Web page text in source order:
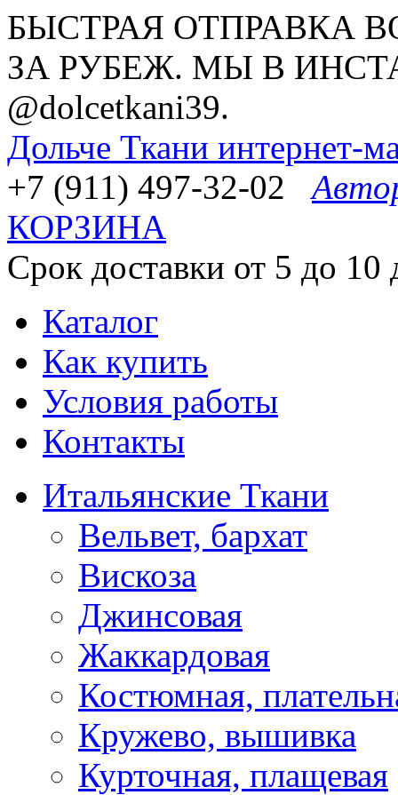
БЫСТРАЯ ОТПРАВКА
ЗА РУБЕЖ. МЫ В
@dolcetkani39.
Дольче Ткани интернет-
+7 (911) 497-32-02
КОРЗИНА
Срок доставки от 5 до 10
Каталог
Как купить
Условия работы
Контакты
Итальянские Ткани
Вельвет, бархат
Вискоза
Джинсовая
Жаккардовая
Костюмная,
Кружево, вышивка
Курточная, плащевая